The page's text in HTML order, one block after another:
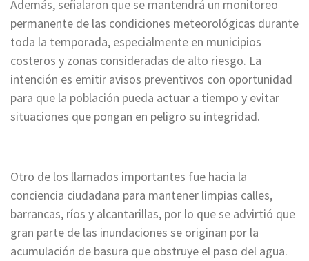
Además, señalaron que se mantendrá un monitoreo
permanente de las condiciones meteorológicas durante
toda la temporada, especialmente en municipios
costeros y zonas consideradas de alto riesgo. La
intención es emitir avisos preventivos con oportunidad
para que la población pueda actuar a tiempo y evitar
situaciones que pongan en peligro su integridad.
Otro de los llamados importantes fue hacia la
conciencia ciudadana para mantener limpias calles,
barrancas, ríos y alcantarillas, por lo que se advirtió que
gran parte de las inundaciones se originan por la
acumulación de basura que obstruye el paso del agua.